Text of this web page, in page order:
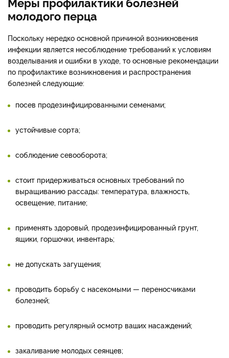
молодого перца
Поскольку нередко основной причиной возникновения
инфекции является несоблюдение требований к условиям
возделывания и ошибки в уходе, то основные рекомендации
по профилактике возникновения и распространения
болезней следующие:
посев продезинфицированными семенами;
устойчивые сорта;
соблюдение севооборота;
стоит придерживаться основных требований по
выращиванию рассады: температура, влажность,
освещение, питание;
применять здоровый, продезинфицированный грунт,
ящики, горшочки, инвентарь;
не допускать загущения;
проводить борьбу с насекомыми — переносчиками
болезней;
проводить регулярный осмотр ваших насаждений;
закаливание молодых сеянцев;